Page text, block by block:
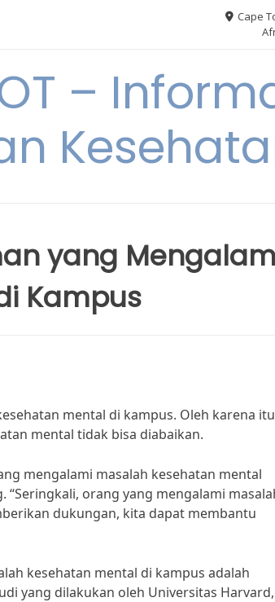
Cape
–
yang
Kampus
mental di kampus. Oleh karena
mental tidak bisa diabaikan.
mengalami masalah kesehatan mental
orang yang mengalami
dukungan, kita dapat membantu
kesehatan mental di kampus adalah
yang dilakukan oleh Universitas Harvard,